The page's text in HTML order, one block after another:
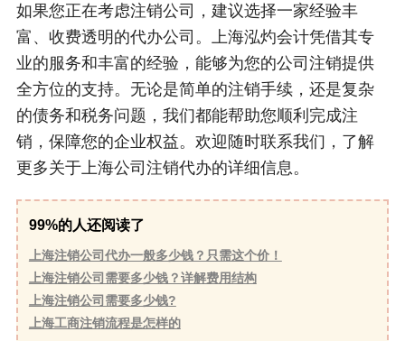
如果您正在考虑注销公司，建议选择一家经验丰
富、收费透明的代办公司。上海泓灼会计凭借其专
业的服务和丰富的经验，能够为您的公司注销提供
全方位的支持。无论是简单的注销手续，还是复杂
的债务和税务问题，我们都能帮助您顺利完成注
销，保障您的企业权益。欢迎随时联系我们，了解
更多关于上海公司注销代办的详细信息。
99%的人还阅读了
上海注销公司代办一般多少钱？只需这个价！
上海注销公司需要多少钱？详解费用结构
上海注销公司需要多少钱?
上海工商注销流程是怎样的